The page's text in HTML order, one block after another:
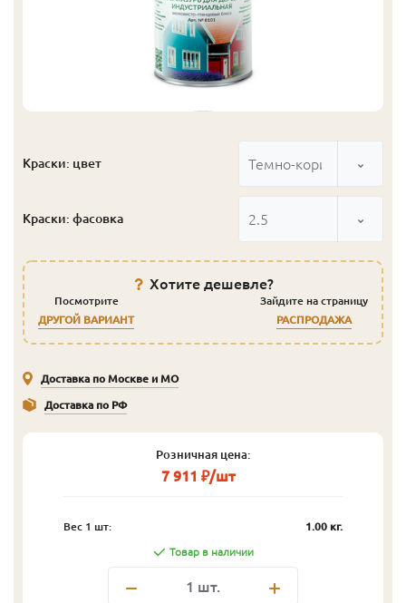
Краски: цвет Темно-коричневый
Краски: фасовка 2.5
Хотите дешевле?
Посмотрите
ДРУГОЙ ВАРИАНТ
Зайдите на страницу
РАСПРОДАЖА
Доставка по Москве и МО
Доставка по РФ
Розничная цена:
7 911 ₽/шт
Вес 1 шт: 1.00 кг.
Товар в наличии
1 шт.